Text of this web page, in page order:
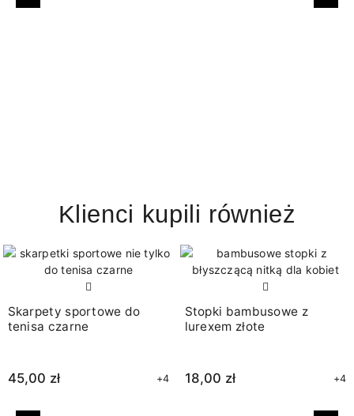
Poprzedni
Klienci kupili również
Skarpety sportowe do
tenisa czarne
45,00 zł +4
Stopki bambusowe z
lurexem złote
18,00 zł +4